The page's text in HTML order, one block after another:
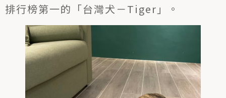
排行榜第一的「台灣犬－Tiger」。